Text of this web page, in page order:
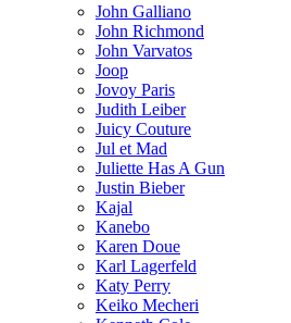
John Galliano
John Richmond
John Varvatos
Joop
Jovoy Paris
Judith Leiber
Juicy Couture
Jul et Mad
Juliette Has A Gun
Justin Bieber
Kajal
Kanebo
Karen Doue
Karl Lagerfeld
Katy Perry
Keiko Mecheri